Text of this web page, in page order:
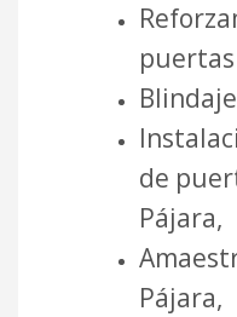
de
Pájara,
Pájara,